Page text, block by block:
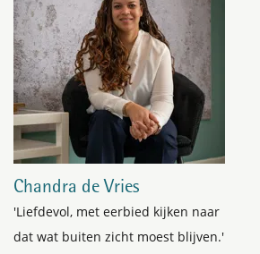
Chandra de Vries
'Liefdevol, met eerbied kijken naar
dat wat buiten zicht moest blijven.'